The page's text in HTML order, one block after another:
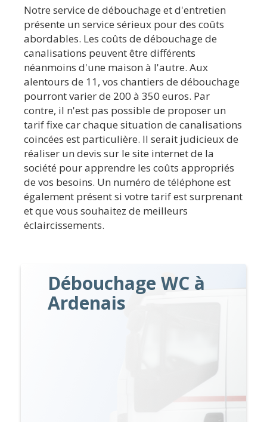
Notre service de débouchage et d'entretien
présente un service sérieux pour des coûts
abordables. Les coûts de débouchage de
canalisations peuvent être différents
néanmoins d'une maison à l'autre. Aux
alentours de 11, vos chantiers de débouchage
pourront varier de 200 à 350 euros. Par
contre, il n'est pas possible de proposer un
tarif fixe car chaque situation de canalisations
coincées est particulière. Il serait judicieux de
réaliser un devis sur le site internet de la
société pour apprendre les coûts appropriés
de vos besoins. Un numéro de téléphone est
également présent si votre tarif est surprenant
et que vous souhaitez de meilleurs
éclaircissements.
Débouchage WC à
Ardenais